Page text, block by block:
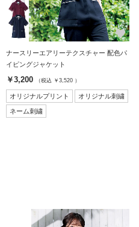
favorite
ナースリーエアリーテクスチャー 配色パ
イピングジャケット
￥3,200 （税込 ￥3,520 ）
オリジナルプリント オリジナル刺繍
ネーム刺繍